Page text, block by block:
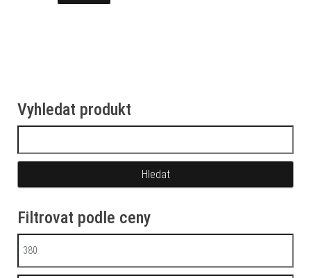
Vyhledat produkt
Filtrovat podle ceny
Minimální cena